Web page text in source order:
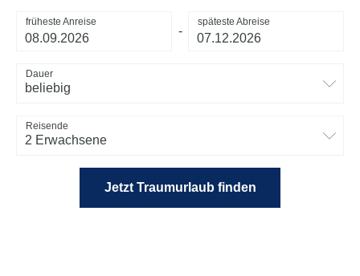
früheste Anreise
-
späteste Abreise
Dauer
beliebig
Reisende
2 Erwachsene
Jetzt Traumurlaub finden